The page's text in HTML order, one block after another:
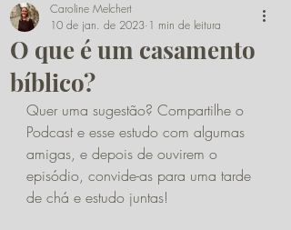
O que é um casamento
bíblico?
Caroline Melchert
10 de jan. de 2023 1 min de leitura
Quer uma sugestão? Compartilhe o
Podcast e esse estudo com algumas
amigas, e depois de ouvirem o
episódio, convide-as para uma tarde
de chá e estudo juntas!